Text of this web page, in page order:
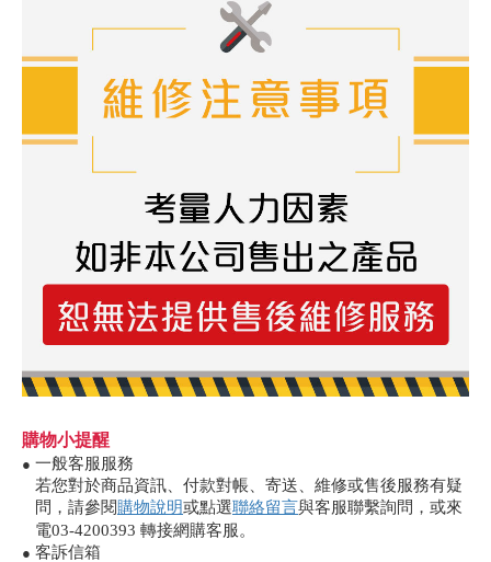
購物小提醒
● 一般客服服務
若您對於商品資訊、付款對帳、寄送、維修或售後服務有疑
問，請參閱購物說明或點選聯絡留言與客服聯繫詢問，或來
電03-4200393 轉接網購客服。
● 客訴信箱